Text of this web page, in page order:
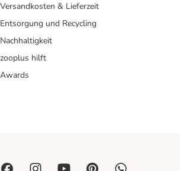
Versandkosten & Lieferzeit
Entsorgung und Recycling
Nachhaltigkeit
zooplus hilft
Awards